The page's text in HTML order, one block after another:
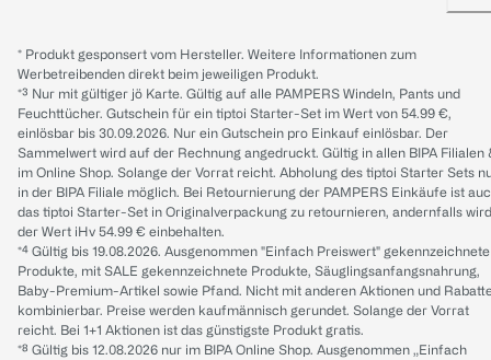
* Produkt gesponsert vom Hersteller. Weitere Informationen zum
Werbetreibenden direkt beim jeweiligen Produkt.
*³ Nur mit gültiger jö Karte. Gültig auf alle PAMPERS Windeln, Pants und
Feuchttücher. Gutschein für ein tiptoi Starter-Set im Wert von 54.99 €,
einlösbar bis 30.09.2026. Nur ein Gutschein pro Einkauf einlösbar. Der
Sammelwert wird auf der Rechnung angedruckt. Gültig in allen BIPA Filialen
im Online Shop. Solange der Vorrat reicht. Abholung des tiptoi Starter Sets
in der BIPA Filiale möglich. Bei Retournierung der PAMPERS Einkäufe ist
das tiptoi Starter-Set in Originalverpackung zu retournieren, andernfalls wird
der Wert iHv 54.99 € einbehalten.
*⁴ Gültig bis 19.08.2026. Ausgenommen "Einfach Preiswert" gekennzeichnete
Produkte, mit SALE gekennzeichnete Produkte, Säuglingsanfangsnahrung,
Baby-Premium-Artikel sowie Pfand. Nicht mit anderen Aktionen und
kombinierbar. Preise werden kaufmännisch gerundet. Solange der Vorrat
reicht. Bei 1+1 Aktionen ist das günstigste Produkt gratis.
*⁸ Gültig bis 12.08.2026 nur im BIPA Online Shop. Ausgenommen „Einfach